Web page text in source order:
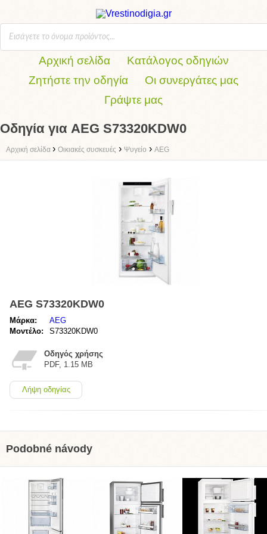
Αρχική σελίδα
Κατάλογος οδηγιών
Ζητήστε την οδηγία
Οι συνεργάτες μας
Γράψτε μας
Οδηγία για AEG S73320KDW0
Αρχική σελίδα › Οικιακές συσκευές › Ψυγείο › AEG
AEG S73320KDW0
Μάρκα:
AEG
Μοντέλο:
S73320KDW0
Οδηγός χρήσης
PDF, 1.15 MB
Λήψη οδηγίας
Podobné návody